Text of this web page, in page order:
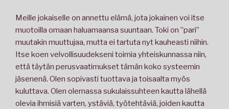
Meille jokaiselle on annettu elämä, jota jokainen voi itse
muotoilla omaan haluamaansa suuntaan. Toki on ”pari”
muutakin muuttujaa, mutta ei tartuta nyt kauheasti niihin.
Itse koen velvollisuudekseni toimia yhteiskunnassa niin,
että täytän perusvaatimukset tämän koko systeemin
jäsenenä. Olen sopivasti tuottava ja toisaalta myös
kuluttava. Olen olemassa sukulaissuhteen kautta lähellä
olevia ihmisiä varten, ystäviä, työtehtäviä, joiden kautta